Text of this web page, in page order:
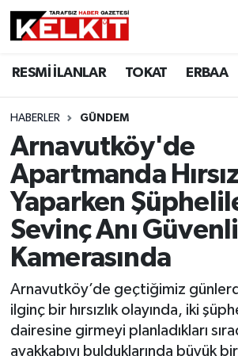
RESMİ İLANLAR TOKAT ERBAA
HABERLER GÜNDEM
Arnavutköy'de
Apartmanda
Yaparken
Sevinç Anı
Kamerasında
Arnavutköy’de geçtiğimiz
ilginç bir hırsızlık olayında, iki
dairesine girmeyi planladıkları
ayakkabıyı bulduklarında büyük